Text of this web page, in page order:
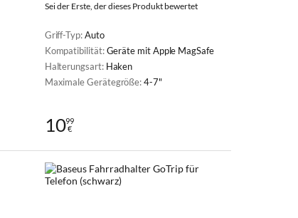
Sei der Erste, der dieses Produkt bewertet
Griff-Typ:Auto
Kompatibilität:Geräte mit Apple MagSafe
Halterungsart: Haken
Maximale Gerätegröße:4-7"
1099
€